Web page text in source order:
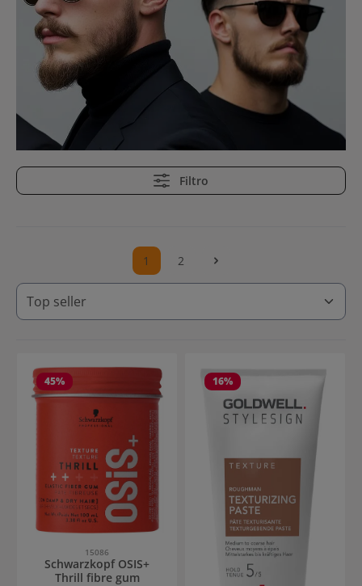
Filtro
Pagina
1 Pagina
2
45%
15086
Schwarzkopf OSIS+
Thrill fibre gum
16%